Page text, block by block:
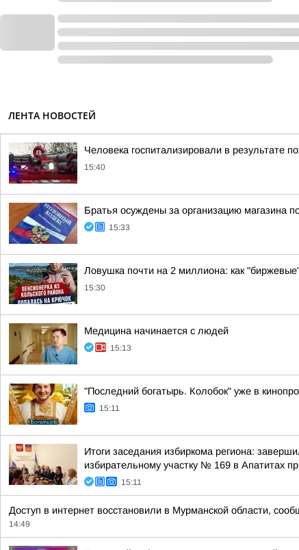
ЛЕНТА НОВОСТЕЙ
Человека госпитализировали в результате
15:40
Братья осуждены за организацию магазина
15:33
Ловушка почти на 2 миллиона: как
15:30
Медицина начинается с людей
15:13
"Последний богатырь. Колобок" уже в
15:11
Итоги заседания избиркома региона:
избирательному участку № 169 в Апатитах
15:11
Доступ в интернет восстановили в Мурманской области,
14:49